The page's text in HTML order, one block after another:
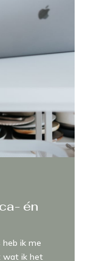
én
heb ik me
wat ik het